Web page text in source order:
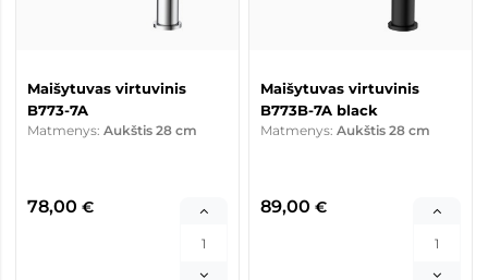
Maišytuvas virtuvinis
B773-7A
Matmenys: Aukštis 28 cm
78,00 €
Maišytuvas virtuvinis
B773B-7A black
Matmenys: Aukštis 28 cm
89,00 €